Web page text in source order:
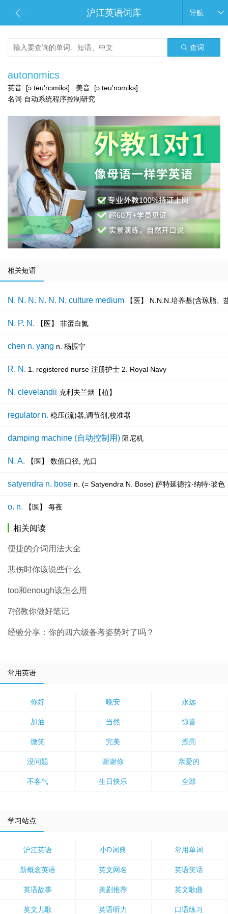
沪江英语词库 导航
查词
autonomics
英音: [ɔ:təu'nɔmiks] 美音: [ɔ:təu'nɔmiks]
名词 自动系统程序控制研究
相关短语
N. N. N. N. N. N. culture medium 【医】 N.N.N.培养基(含琼脂
N. P. N. 【医】 非蛋白氮
chen n. yang n. 杨振宁
R. N. 1. registered nurse 注册护士 2. Royal Navy
N. clevelandii 克利夫兰烟【植】
regulator n. 稳压(流)器,调节剂,校准器
damping machine (自动控制用) 阻尼机
N. A. 【医】 数值口径, 光口
satyendra n. bose n. (= Satyendra N. Bose) 萨特延德拉·纳特·玻
o. n. 【医】 每夜
相关阅读
便捷的介词用法大全
悲伤时你该说些什么
too和enough该怎么用
7招教你做好笔记
经验分享：你的四六级备考姿势对了吗？
常用英语
你好 晚安 永远
加油 当然 惊喜
微笑 完美 漂亮
没问题 谢谢你 亲爱的
不客气 生日快乐 全部
学习站点
沪江英语 小D词典 常用单词
新概念英语 英文网名 英语笑话
英语故事 美剧推荐 英文歌曲
英文儿歌 英语听力 口语练习